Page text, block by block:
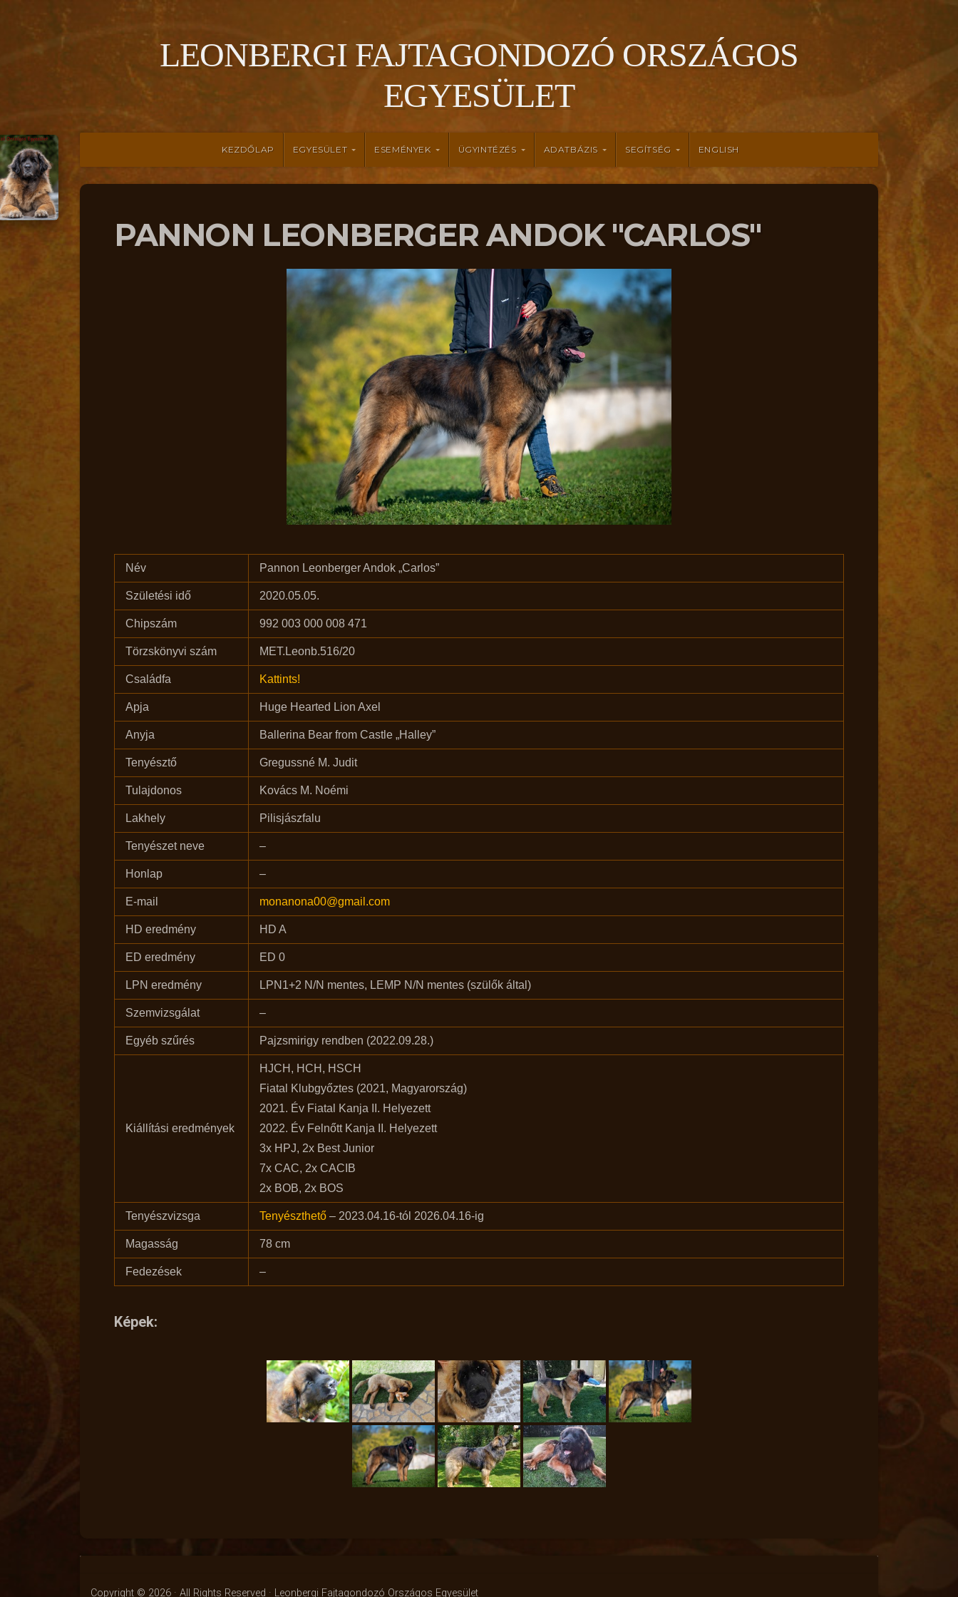
LEONBERGI FAJTAGONDOZÓ ORSZÁGOS
EGYESÜLET
KEZDŐLAP EGYESÜLET ESEMÉNYEK ÜGYINTÉZÉS ADATBÁZIS SEGÍTSÉG ENGLISH
PANNON LEONBERGER ANDOK "CARLOS"
Név Pannon Leonberger Andok „Carlos”
Születési idő 2020.05.05.
Chipszám 992 003 000 008 471
Törzskönyvi szám MET.Leonb.516/20
Családfa Kattints!
Apja Huge Hearted Lion Axel
Anyja Ballerina Bear from Castle „Halley”
Tenyésztő Gregussné M. Judit
Tulajdonos Kovács M. Noémi
Lakhely Pilisjászfalu
Tenyészet neve –
Honlap –
E-mail monanona00@gmail.com
HD eredmény HD A
ED eredmény ED 0
LPN eredmény LPN1+2 N/N mentes, LEMP N/N mentes (szülők által)
Szemvizsgálat –
Egyéb szűrés Pajzsmirigy rendben (2022.09.28.)
Kiállítási eredmények
HJCH, HCH, HSCH
Fiatal Klubgyőztes (2021, Magyarország)
2021. Év Fiatal Kanja II. Helyezett
2022. Év Felnőtt Kanja II. Helyezett
3x HPJ, 2x Best Junior
7x CAC, 2x CACIB
2x BOB, 2x BOS
Tenyészvizsga Tenyészthető – 2023.04.16-tól 2026.04.16-ig
Magasság 78 cm
Fedezések –
Képek:
Copyright © 2026 · All Rights Reserved · Leonbergi Fajtagondozó Országos Egyesület